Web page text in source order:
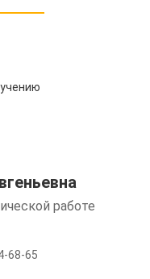
работе
68-65